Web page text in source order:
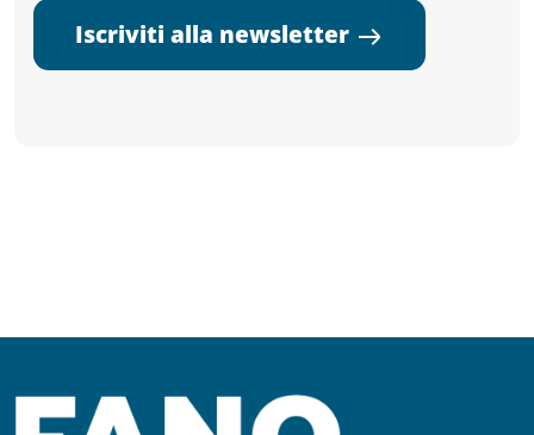
Iscriviti alla newsletter